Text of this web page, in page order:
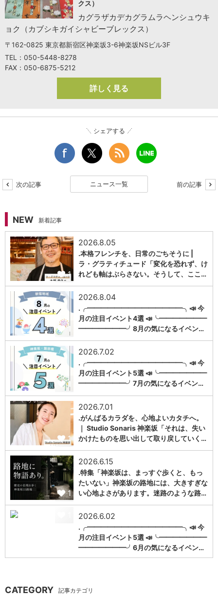
クス）
カグラザカデカグラムラヘンシュウキ
ョク（カブシキガイシャビーブレックス）
〒162-0825 東京都新宿区神楽坂3-6神楽坂NSビル3F
TEL：050-5448-8278
FAX：050-6875-5212
詳しく見る
シェアする
次の記事 ニュース一覧 前の記事
NEW 新着記事
1
2026.8.05
.本格フレンチを、日常のごちそうに |
ラ・グラティチュード「変化を恐れず、け
れども軸はぶらさない。そうして、ここ…
1
2026.8.04
.╭━━━━━━━━━━━━━━╮📣 今
月の注目イベント4選 📣╰━━━━━━━
━━━━━━━╯8月の気になるイベン…
1
2026.7.02
.╭━━━━━━━━━━━━━━╮📣 今
月の注目イベント5選 📣╰━━━━━━━
━━━━━━━╯7月の気になるイベン…
1
2026.7.01
.がんばるカラダを、心地よいカタチへ。
｜ Studio Sonaris 神楽坂「それは、失い
かけたものを思い出して取り戻していく…
1
2026.6.15
.特集「神楽坂は、まっすぐ歩くと、もっ
たいない」神楽坂の路地には、大きすぎな
い心地よさがあります。迷路のような路…
2026.6.02
.╭━━━━━━━━━━━━━━╮📣 今
月の注目イベント5選 📣╰━━━━━━━
━━━━━━━╯6月の気になるイベン…
CATEGORY 記事カテゴリ